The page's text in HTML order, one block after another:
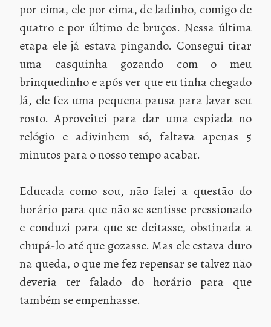
por cima, ele por cima, de ladinho, comigo de
quatro e por último de bruços. Nessa última
etapa ele já estava pingando. Consegui tirar
uma casquinha gozando com o meu
brinquedinho e após ver que eu tinha chegado
lá, ele fez uma pequena pausa para lavar seu
rosto. Aproveitei para dar uma espiada no
relógio e adivinhem só, faltava apenas 5
minutos para o nosso tempo acabar.
Educada como sou, não falei a questão do
horário para que não se sentisse pressionado
e conduzi para que se deitasse, obstinada a
chupá-lo até que gozasse. Mas ele estava duro
na queda, o que me fez repensar se talvez não
deveria ter falado do horário para que
também se empenhasse.